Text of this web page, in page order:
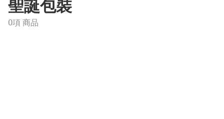
聖誕包裝
0項 商品